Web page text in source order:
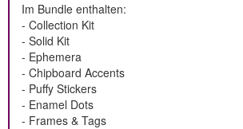
Im Bundle enthalten:
- Collection Kit
- Solid Kit
- Ephemera
- Chipboard Accents
- Puffy Stickers
- Enamel Dots
- Frames & Tags